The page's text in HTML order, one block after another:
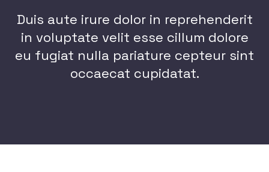
Duis aute irure dolor in reprehenderit
in voluptate velit esse cillum dolore
eu fugiat nulla pariature cepteur sint
occaecat cupidatat.